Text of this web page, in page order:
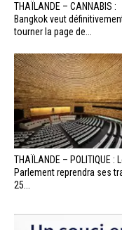
THAÏLANDE – CANNABIS :
Bangkok veut
tourner la page de...
THAÏLANDE – POLITIQUE :
Parlement reprendra ses
25...